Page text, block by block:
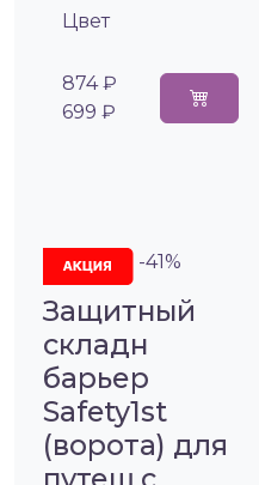
Цвет
874 ₽
699 ₽
-41%
Защитный
складн
барьер
Safety1st
(ворота) для